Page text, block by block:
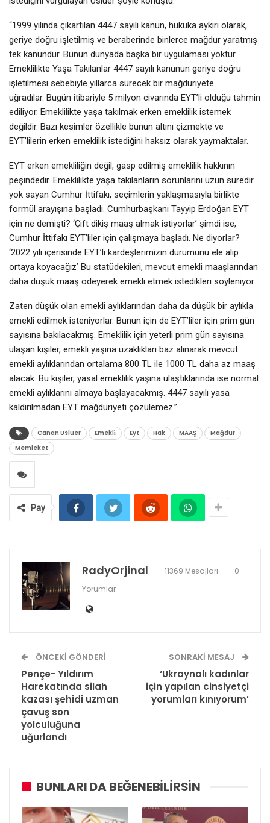
“1999 yılında çıkartılan 4447 sayılı kanun, hukuka aykırı olarak,
geriye doğru işletilmiş ve beraberinde binlerce mağdur yaratmış
tek kanundur. Bunun dünyada başka bir uygulaması yoktur.
Emeklilikte Yaşa Takılanlar 4447 sayılı kanunun geriye doğru
işletilmesi sebebiyle yıllarca sürecek bir mağduriyete
uğradılar. Bugün itibariyle 5 milyon civarında EYT’li olduğu tahmin
ediliyor. Emeklilikte yaşa takılmak erken emeklilik istemek
değildir. Bazı kesimler özellikle bunun altını çizmekte ve
EYT’lilerin erken emeklilik istediğini haksız olarak yaymaktalar.
EYT erken emekliliğin değil, gasp edilmiş emeklilik hakkının
peşindedir. Emeklilikte yaşa takılanların sorunlarını uzun süredir
yok sayan Cumhur İttifakı, seçimlerin yaklaşmasıyla birlikte
formül arayışına başladı. Cumhurbaşkanı Tayyip Erdoğan EYT
için ne demişti? ‘Çift dikiş maaş almak istiyorlar’ şimdi ise,
Cumhur İttifakı EYT’liler için çalışmaya başladı. Ne diyorlar?
‘2022 yılı içerisinde EYT’li kardeşlerimizin durumunu ele alıp
ortaya koyacağız’ Bu statüdekileri, mevcut emekli maaşlarından
daha düşük maaş ödeyerek emekli etmek istedikleri söyleniyor.
Zaten düşük olan emekli aylıklarından daha da düşük bir aylıkla
emekli edilmek isteniyorlar. Bunun için de EYT’liler için prim gün
sayısına bakılacakmış. Emeklilik için yeterli prim gün sayısına
ulaşan kişiler, emekli yaşına uzaklıkları baz alınarak mevcut
emekli aylıklarından ortalama 800 TL ile 1000 TL daha az maaş
alacak. Bu kişiler, yasal emeklilik yaşına ulaştıklarında ise normal
emekli aylıklarını almaya başlayacakmış. 4447 sayılı yasa
kaldırılmadan EYT mağduriyeti çözülemez.”
Canan Usluer Emekli̇ Eyt Hak MAAŞ
Mağdur
Memleket
Pay
RadyOrjinal 11369 Mesajları
0
Yorumlar
ÖNCEKI GÖNDERI
Pençe- Yıldırım
Harekatında silah
kazası şehidi uzman
çavuş son
yolculuğuna
uğurlandı
SONRAKI MESAJ
‘Ukraynalı kadınlar
için yapılan cinsiyetçi
yorumları kınıyorum’
BUNLARI DA BEĞENEBILIRSIN